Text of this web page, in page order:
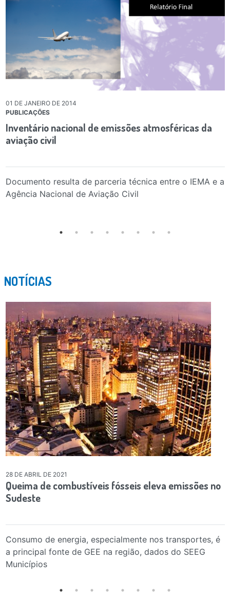
01 DE JANEIRO DE 2014
PUBLICAÇÕES
Inventário nacional de emissões atmosféricas da
aviação civil
Documento resulta de parceria técnica entre o IEMA e a
Agência Nacional de Aviação Civil
NOTÍCIAS
28 DE ABRIL DE 2021
Queima de combustíveis fósseis eleva emissões no
Sudeste
Consumo de energia, especialmente nos transportes, é
a principal fonte de GEE na região, dados do SEEG
Municípios